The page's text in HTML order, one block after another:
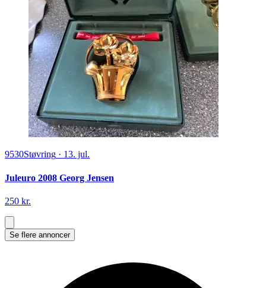
9530Støvring · 13. jul.
Juleuro 2008 Georg Jensen
250 kr.
Se flere annoncer